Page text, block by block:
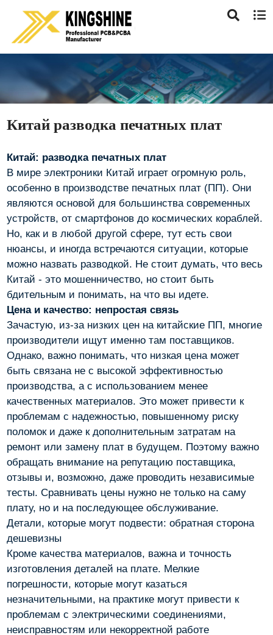
Китай разводка печатных плат
Китай: разводка печатных плат
В мире электроники Китай играет огромную роль,
особенно в производстве печатных плат (ПП). Они
являются основой для большинства современных
устройств, от смартфонов до космических кораблей.
Но, как и в любой другой сфере, тут есть свои
нюансы, и иногда встречаются ситуации, которые
можно назвать разводкой. Не стоит думать, что весь
Китай - это мошенничество, но стоит быть
бдительным и понимать, на что вы идете.
Цена и качество: непростая связь
Зачастую, из-за низких цен на китайские ПП, многие
производители ищут именно там поставщиков.
Однако, важно понимать, что низкая цена может
быть связана не с высокой эффективностью
производства, а с использованием менее
качественных материалов. Это может привести к
проблемам с надежностью, повышенному риску
поломок и даже к дополнительным затратам на
ремонт или замену плат в будущем. Поэтому важно
обращать внимание на репутацию поставщика,
отзывы и, возможно, даже проводить независимые
тесты. Сравнивать цены нужно не только на саму
плату, но и на последующее обслуживание.
Детали, которые могут подвести: обратная сторона
дешевизны
Кроме качества материалов, важна и точность
изготовления деталей на плате. Мелкие
погрешности, которые могут казаться
незначительными, на практике могут привести к
проблемам с электрическими соединениями,
неисправностям или некорректной работе